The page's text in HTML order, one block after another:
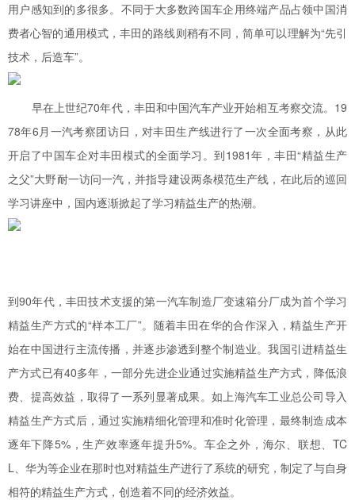
用户感知到的多很多。不同于大多数跨国车企用终端产品占领中国消
费者心智的通用模式，丰田的路线则稍有不同，简单可以理解为“先引
技术，后造车”。
早在上世纪70年代，丰田和中国汽车产业开始相互考察交流。19
78年6月一汽考察团访日，对丰田生产线进行了一次全面考察，从此
开启了中国车企对丰田模式的全面学习。到1981年，丰田“精益生产
之父”大野耐一访问一汽，并指导建设两条模范生产线，在此后的巡回
学习讲座中，国内逐渐掀起了学习精益生产的热潮。
到90年代，丰田技术支援的第一汽车制造厂变速箱分厂成为首个学习
精益生产方式的“样本工厂”。随着丰田在华的合作深入，精益生产开
始在中国进行主流传播，并逐步渗透到整个制造业。我国引进精益生
产方式已有40多年，一部分先进企业通过实施精益生产方式，降低浪
费、提高效益，取得了一系列显著成果。如上海汽车工业总公司导入
精益生产方式后，通过实施精细化管理和准时化管理，最终制造成本
逐年下降5%，生产效率逐年提升5%。车企之外，海尔、联想、TC
L、华为等企业在那时也对精益生产进行了系统的研究，制定了与自身
相符的精益生产方式，创造着不同的经济效益。